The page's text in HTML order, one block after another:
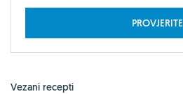
PROVJERITE
Vezani recepti